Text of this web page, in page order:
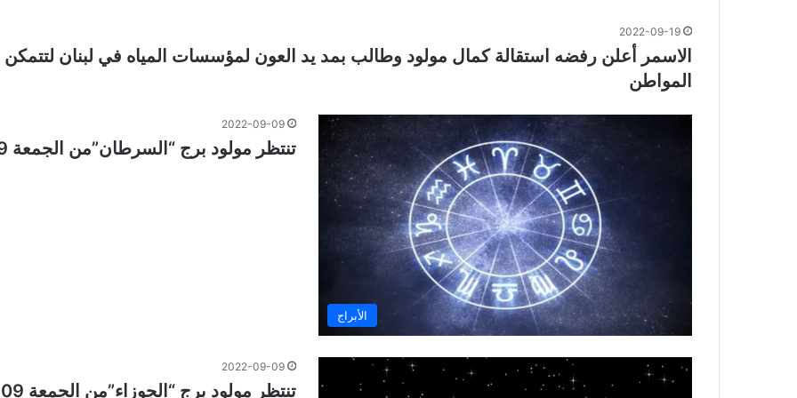
2022-09-19
الاسمر أعلن رفضه استقالة كمال مولود وطالب بمد يد العون لمؤسسات المياه في لبنان لتتمكن
المواطن
الأبراج
2022-09-09
تنتظر مولود برج “السرطان”من الجمعة 09 أيلول إلى الخميس 15 أيلول 2022
2022-09-09
تنتظر مولود برج “الجوزاء”من الجمعة 09 أيلول إلى الخميس 15 أيلول 2022